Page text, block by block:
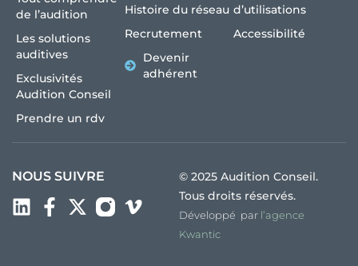
de l’audition
Les solutions
auditives
Exclusivités
Audition Conseil
Prendre un rdv
Histoire du réseau
Recrutement
Devenir
adhérent
d’utilisations
Accessibilité
NOUS SUIVRE
© 2025 Audition Conseil.
Tous droits réservés.
Développé par l’agence
Kwantic